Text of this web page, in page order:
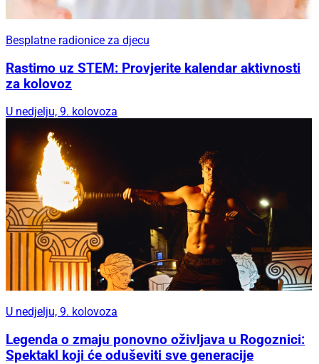
Besplatne radionice za djecu
Rastimo uz STEM: Provjerite kalendar aktivnosti
za kolovoz
U nedjelju, 9. kolovoza
U nedjelju, 9. kolovoza
Legenda o zmaju ponovno oživljava u Rogoznici:
Spektakl koji će oduševiti sve generacije